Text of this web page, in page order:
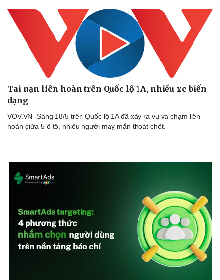
Thể thao
Hậu trường
Ô tô - Xe máy
Tai nạn liên hoàn trên Quốc lộ 1A, nhiều xe biến
dạng
VOV.VN -Sáng 18/5 trên Quốc lộ 1A đã xảy ra vụ va chạm liên
hoàn giữa 5 ô tô, nhiều người may mắn thoát chết.